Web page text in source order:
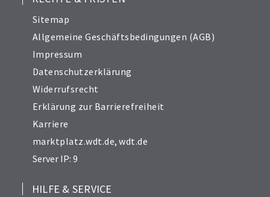
Sitemap
Allgemeine Geschäftsbedingungen (AGB)
Impressum
Datenschutzerklärung
Widerrufsrecht
Erklärung zur Barrierefreiheit
Karriere
marktplatz.wdt.de,wdt.de
Server IP: 9
HILFE & SERVICE